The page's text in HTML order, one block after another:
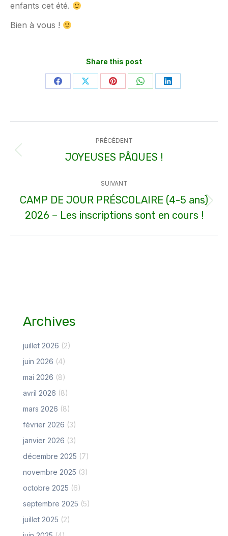
enfants cet été.
Bien à vous !
Share this post
PartagerPartagerPartagerPartagerPartager
article
PRÉCÉDENT
Article
:
JOYEUSES PÂQUES !
SUIVANT
Article
suivant
:
CAMP DE JOUR PRÉSCOLAIRE (4-5 ans)
2026 – Les inscriptions sont en cours !
Archives
juillet 2026 (2)
juin 2026 (4)
mai 2026 (8)
avril 2026 (8)
mars 2026 (8)
février 2026 (3)
janvier 2026 (3)
décembre 2025 (7)
novembre 2025 (3)
octobre 2025 (6)
septembre 2025 (5)
juillet 2025 (2)